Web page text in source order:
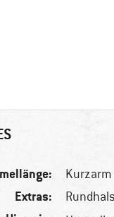
Kurzarm
Extras: